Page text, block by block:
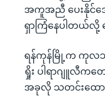
အကူအညီ ပေးနိုင်အေ
ရှာကြံနေပါတယ်လို့
ရန်ကုန်မြို့က ကုလသမ
ရှိုး ပါရာဂျူလီက
အခုလို သတင်းထော